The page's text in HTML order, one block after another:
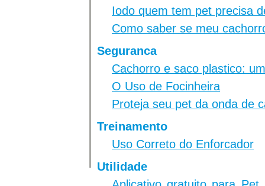
Iodo quem tem pet precisa
Como saber se meu
Seguranca
Cachorro e saco plastico:
O Uso de Focinheira
Proteja seu pet da onda de
Treinamento
Uso Correto do Enforcador
Utilidade